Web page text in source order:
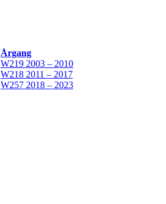
Årgang
W219 2003 – 2010
W218 2011 – 2017
W257 2018 – 2023